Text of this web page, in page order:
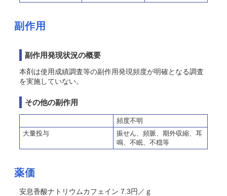
副作用
副作用発現状況の概要
本剤は使用成績調査等の副作用発現頻度が明確となる調査
を実施していない。
その他の副作用
頻度不明
大量投与
振せん、頻脈、期外収縮、耳
鳴、不眠、不穏等
薬価
安息香酸ナトリウムカフェイン 7.3円／ｇ